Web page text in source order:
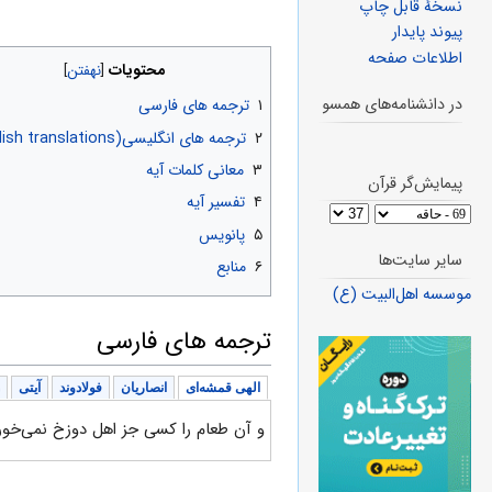
محتویات
۱ ترجمه های فارسی
۲ ترجمه های انگلیسی(English translations)
۳ معانی کلمات آیه
۴ تفسیر آیه
۵ پانویس
۶ منابع
ترجمه های فارسی
الهی قمشه‌ای انصاریان فولادوند آیتی
و آن طعام را کسی جز اهل دوزخ
نسخهٔ قابل چاپ
پیوند پایدار
اطلاعات صفحه
در دانشنامه‌های همسو
پیمایش‌گر قرآن
سایر سایت‌ها
موسسه اهل‌البیت (ع)